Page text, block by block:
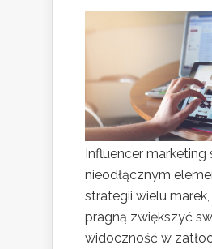
Influencer marketing
nieodłącznym
strategii wielu
pragną zwiększyć
widoczność w